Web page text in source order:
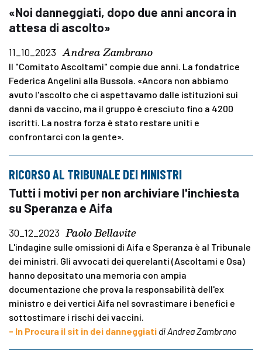
«Noi danneggiati, dopo due anni ancora in
attesa di ascolto»
11_10_2023 Andrea Zambrano
Il "Comitato Ascoltami" compie due anni. La fondatrice
Federica Angelini alla Bussola. «Ancora non abbiamo
avuto l'ascolto che ci aspettavamo dalle istituzioni sui
danni da vaccino, ma il gruppo è cresciuto fino a 4200
iscritti. La nostra forza è stato restare uniti e
confrontarci con la gente».
RICORSO AL TRIBUNALE DEI MINISTRI
Tutti i motivi per non archiviare l'inchiesta
su Speranza e Aifa
30_12_2023 Paolo Bellavite
L'indagine sulle omissioni di Aifa e Speranza è al Tribunale
dei ministri. Gli avvocati dei querelanti (Ascoltami e Osa)
hanno depositato una memoria con ampia
documentazione che prova la responsabilità dell'ex
ministro e dei vertici Aifa nel sovrastimare i benefici e
sottostimare i rischi dei vaccini.
- In Procura il sit in dei danneggiati di Andrea Zambrano